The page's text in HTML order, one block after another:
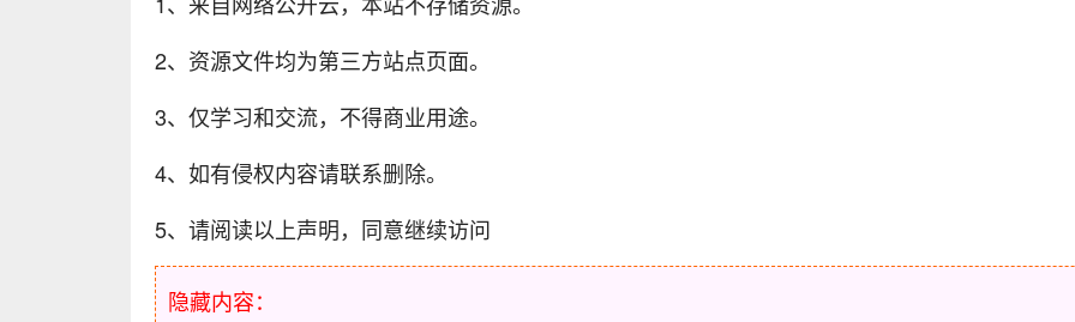
2、资源文件均为第三方站点页面。
3、仅学习和交流，不得商业用途。
4、如有侵权内容请联系删除。
5、请阅读以上声明，同意继续访问
隐藏内容：